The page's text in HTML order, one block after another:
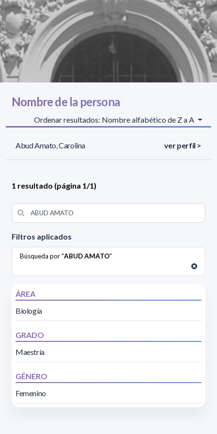
Filtros aplicados
Búsqueda por "ABUD AMATO"
ÁREA
Biología
GRADO
Maestría
GÉNERO
Femenino
Nombre de la persona
Ordenar resultados: Nombre alfabético de Z a A
Abud Amato, Carolina ver perfil >
1 resultado (página 1/1)